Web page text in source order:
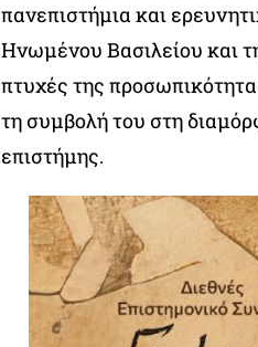
πανεπιστήμια και
Ηνωμένου Βασιλείου και
πτυχές της
τη συμβολή του στη
επιστήμης.